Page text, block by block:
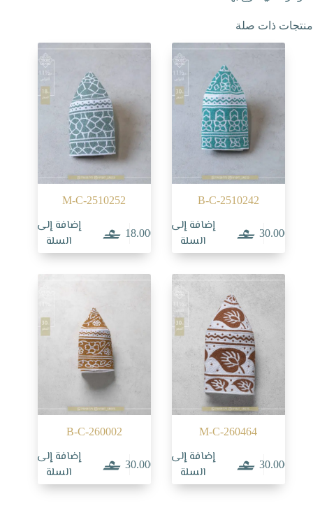
منتجات ذات صلة
B-C-2510242
30.000
إضافة إلى
السلة
M-C-2510252
18.000
إضافة إلى
السلة
M-C-260464
30.000
إضافة إلى
السلة
B-C-260002
30.000
إضافة إلى
السلة